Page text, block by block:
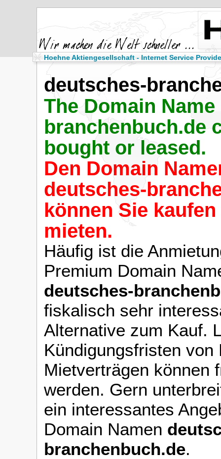
Hoehne Aktiengesellschaft - Internet Service
deutsches-
The Domain
branchenbuch.de
bought or leased.
Den Domain
deutsches-
können Sie
mieten.
Häufig ist die
Premium Domain
deutsches-
fiskalisch sehr
Alternative zum Kauf.
Kündigungsfristen von
Mietverträgen können
werden. Gern
ein interessantes
Domain Namen
branchenbuch.de.